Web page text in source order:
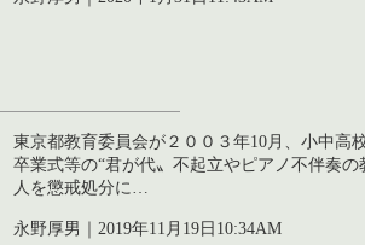
東京都教育委員会が２００３年10月、小中高
卒業式等の“君が代〟不起立やピアノ不伴奏の
人を懲戒処分に…
永野厚男｜2019年11月19日10:34AM